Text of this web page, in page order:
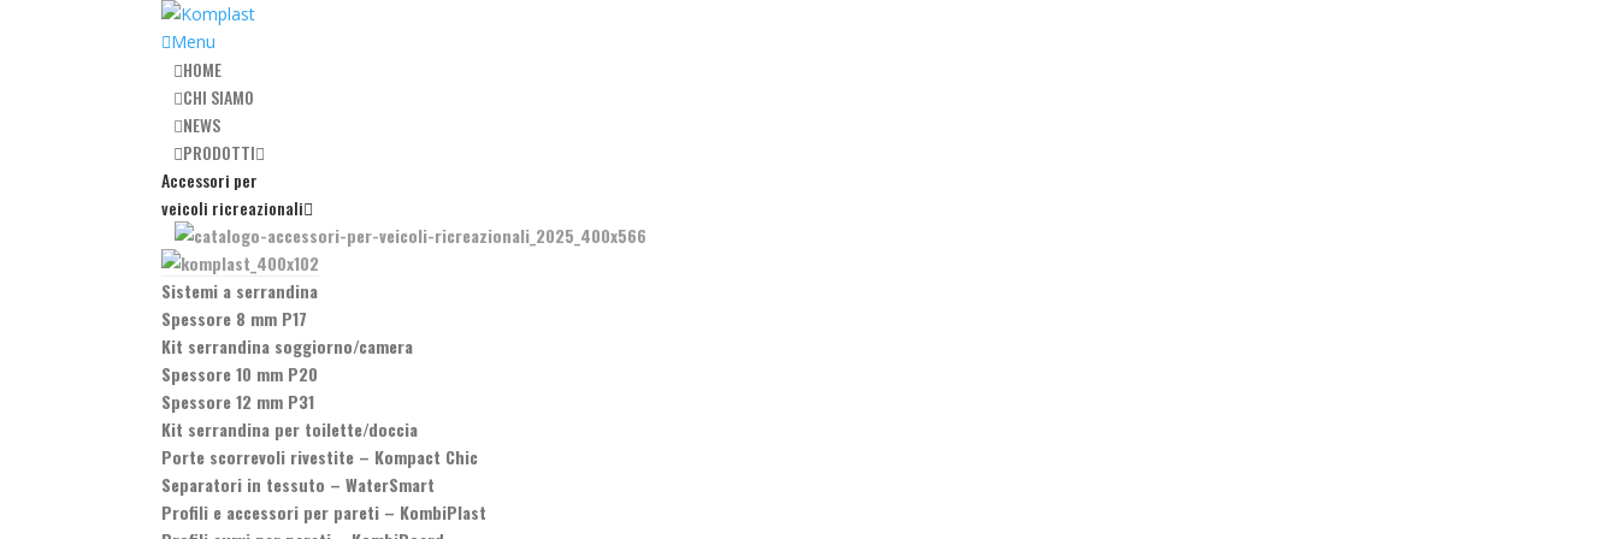
Menu
HOME
CHI SIAMO
NEWS
PRODOTTI
Accessori per
veicoli ricreazionali
Sistemi a serrandina
Spessore 8 mm P17
Kit serrandina soggiorno/camera
Spessore 10 mm P20
Spessore 12 mm P31
Kit serrandina per toilette/doccia
Porte scorrevoli rivestite – Kompact Chic
Separatori in tessuto –WaterSmart
Profili e accessori per pareti – KombiPlast